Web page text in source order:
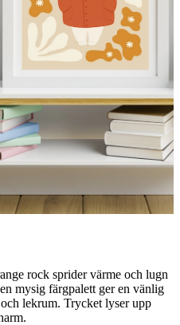
rock sprider värme och lugn
mysig färgpalett ger en vänlig
lekrum. Trycket lyser upp